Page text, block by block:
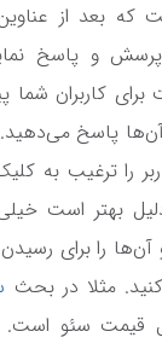
بعد از
و پاسخ
کاربران شما
آن‌ها پاسخ
را ترغیب به
بهتر است
را برای
مثلا در بحث
قیمت سئو است.